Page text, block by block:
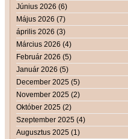
Június 2026 (6)
Május 2026 (7)
április 2026 (3)
Március 2026 (4)
Február 2026 (5)
Január 2026 (5)
December 2025 (5)
November 2025 (2)
Október 2025 (2)
Szeptember 2025 (4)
Augusztus 2025 (1)